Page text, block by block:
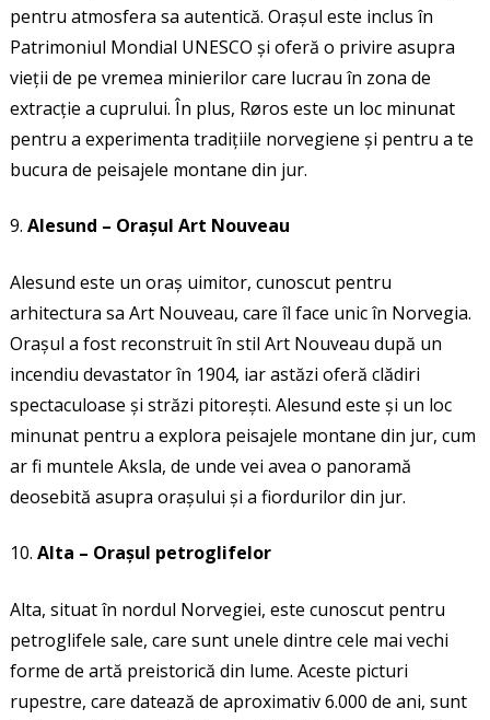
pentru atmosfera sa autentică. Orașul este inclus în
Patrimoniul Mondial UNESCO și oferă o privire asupra
vieții de pe vremea minierilor care lucrau în zona de
extracție a cuprului. În plus, Røros este un loc minunat
pentru a experimenta tradițiile norvegiene și pentru a te
bucura de peisajele montane din jur.
Alesund – Orașul Art Nouveau
Alesund este un oraș uimitor, cunoscut pentru
arhitectura sa Art Nouveau, care îl face unic în Norvegia.
Orașul a fost reconstruit în stil Art Nouveau după un
incendiu devastator în 1904, iar astăzi oferă clădiri
spectaculoase și străzi pitorești. Alesund este și un loc
minunat pentru a explora peisajele montane din jur, cum
ar fi muntele Aksla, de unde vei avea o panoramă
deosebită asupra orașului și a fiordurilor din jur.
Alta – Orașul petroglifelor
Alta, situat în nordul Norvegiei, este cunoscut pentru
petroglifele sale, care sunt unele dintre cele mai vechi
forme de artă preistorică din lume. Aceste picturi
rupestre, care datează de aproximativ 6.000 de ani, sunt